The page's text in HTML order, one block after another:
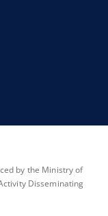
by the Ministry of
Disseminating